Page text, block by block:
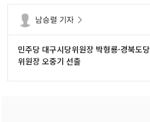
남승렬 기자
민주당 대구시당위원장 박형룡·경북도당
위원장 오중기 선출